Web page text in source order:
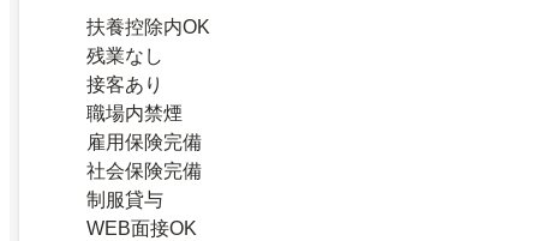
扶養控除内OK
残業なし
接客あり
職場内禁煙
雇用保険完備
社会保険完備
制服貸与
WEB面接OK